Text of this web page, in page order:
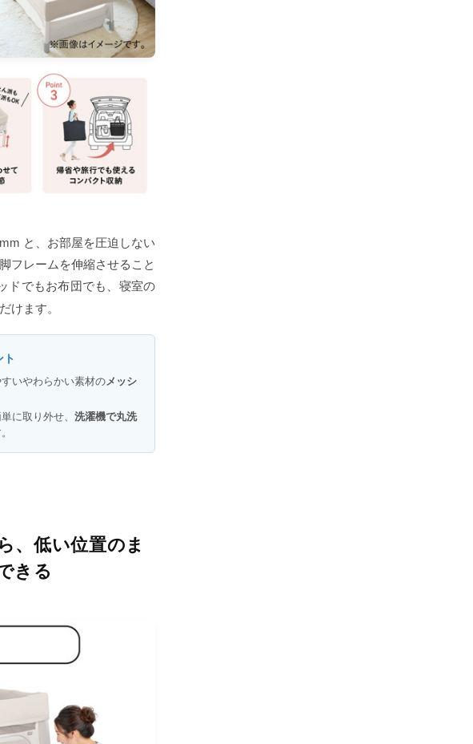
と、お部屋を圧迫しない
フレームを伸縮させること
ドでもお布団でも、寝室の
けます。
いやわらかい素材のメッシ
に取り外せ、 洗濯機で丸洗
、低い位置のま
きる